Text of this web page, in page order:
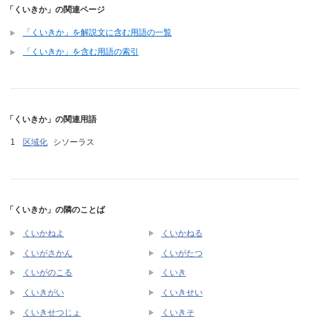
「くいきか」の関連ページ
「くいきか」を解説文に含む用語の一覧
「くいきか」を含む用語の索引
「くいきか」の関連用語
区域化 シソーラス
「くいきか」の隣のことば
くいかねよ くいかねる
くいがさかん くいがたつ
くいがのこる くいき
くいきがい くいきせい
くいきせつじょ くいきそ